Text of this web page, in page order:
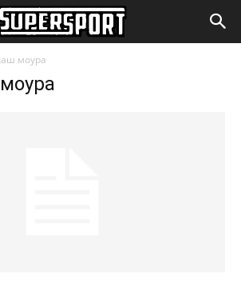
моура